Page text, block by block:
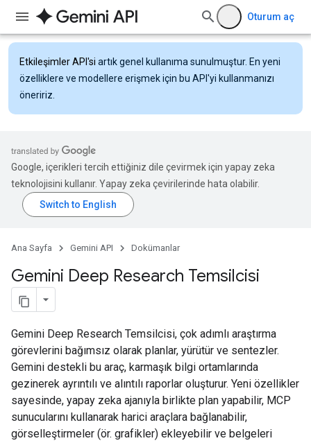
Oturum aç
Etkileşimler API'si artık genel kullanıma sunulmuştur. En yeni
özelliklere ve modellere erişmek için bu API'yi kullanmanızı
öneririz.
Google, içerikleri tercih ettiğiniz dile çevirmek için yapay zeka
teknolojisini kullanır. Yapay zeka çevirilerinde hata olabilir.
Ana Sayfa Gemini API Dokümanlar
Gemini Deep Research Temsilcisi
Gemini Deep Research Temsilcisi, çok adımlı araştırma
görevlerini bağımsız olarak planlar, yürütür ve sentezler.
Gemini destekli bu araç, karmaşık bilgi ortamlarında
gezinerek ayrıntılı ve alıntılı raporlar oluşturur. Yeni özellikler
sayesinde, yapay zeka ajanıyla birlikte plan yapabilir, MCP
sunucularını kullanarak harici araçlara bağlanabilir,
görselleştirmeler (ör. grafikler) ekleyebilir ve belgeleri